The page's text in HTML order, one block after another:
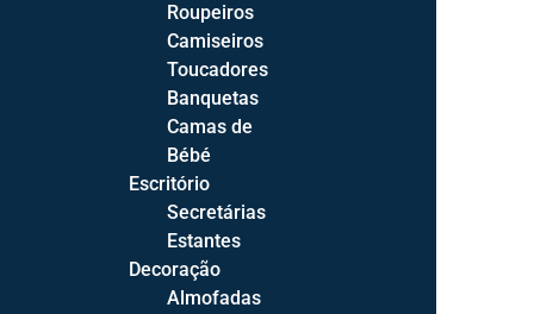
Cadeiras 23
Cristaleira
Licoreiros 16
Mesas de Jantar
Decoração
Revestimentos 5
Roupeiros
Camiseiros
Toucadores
Banquetas
Camas de
Bébé
Escritório
Secretárias
Estantes
Decoração
Almofadas